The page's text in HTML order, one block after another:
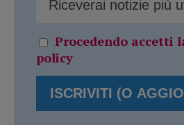
Procedendo accetti
policy